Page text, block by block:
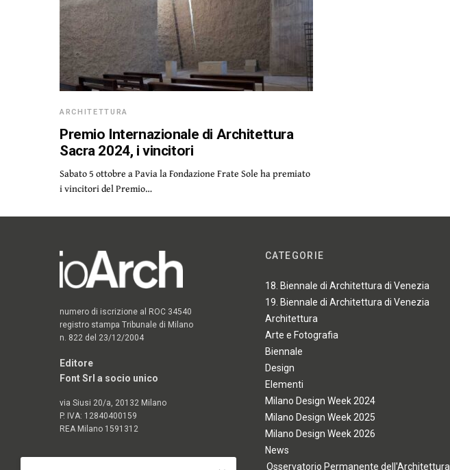
ARCHITETTURA
Premio Internazionale di Architettura
Sacra 2024, i vincitori
Sabato 5 ottobre a Pavia la Fondazione Frate Sole ha premiato
i vincitori del Premio…
numero di iscrizione al ROC 34540
registro stampa Tribunale di Milano
n. 822 del 23/12/2004
Editore
Font Srl a socio unico
via Siusi 20/a, 20132 Milano
P. IVA: 12840400159
REA Milano 1591312
CATEGORIE
18. Biennale di Architettura di Venezia
19. Biennale di Architettura di Venezia
Architettura
Arte e Fotografia
Biennale
Design
Elementi
Milano Design Week 2024
Milano Design Week 2025
Milano Design Week 2026
News
Osservatorio Permanente dell'Architettura